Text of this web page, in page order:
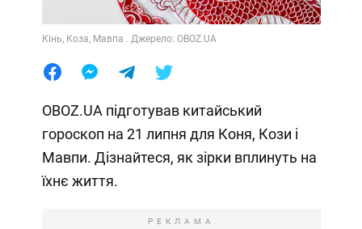
Кінь, Коза, Мавпа . Джерело: OBOZ.UA
OBOZ.UA підготував китайський
гороскоп на 21 липня для Коня, Кози і
Мавпи. Дізнайтеся, як зірки вплинуть на
їхнє життя.
РЕКЛАМА